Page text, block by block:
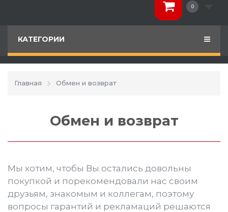
0
КАТЕГОРИИ
Главная Обмен и возврат
Обмен и возврат
Мы хотим, чтобы Вы остались довольны
покупкой и порекомендовали нас своим
друзьям, знакомым и коллегам, поэтому
вопросы гарантий и рекламаций решаются